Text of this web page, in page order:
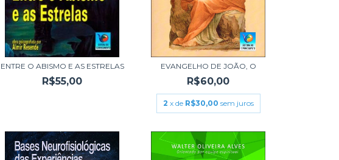
ENTRE O ABISMO E AS ESTRELAS
R$55,00
EVANGELHO DE JOÃO, O
R$60,00
2 x de R$30,00 sem juros